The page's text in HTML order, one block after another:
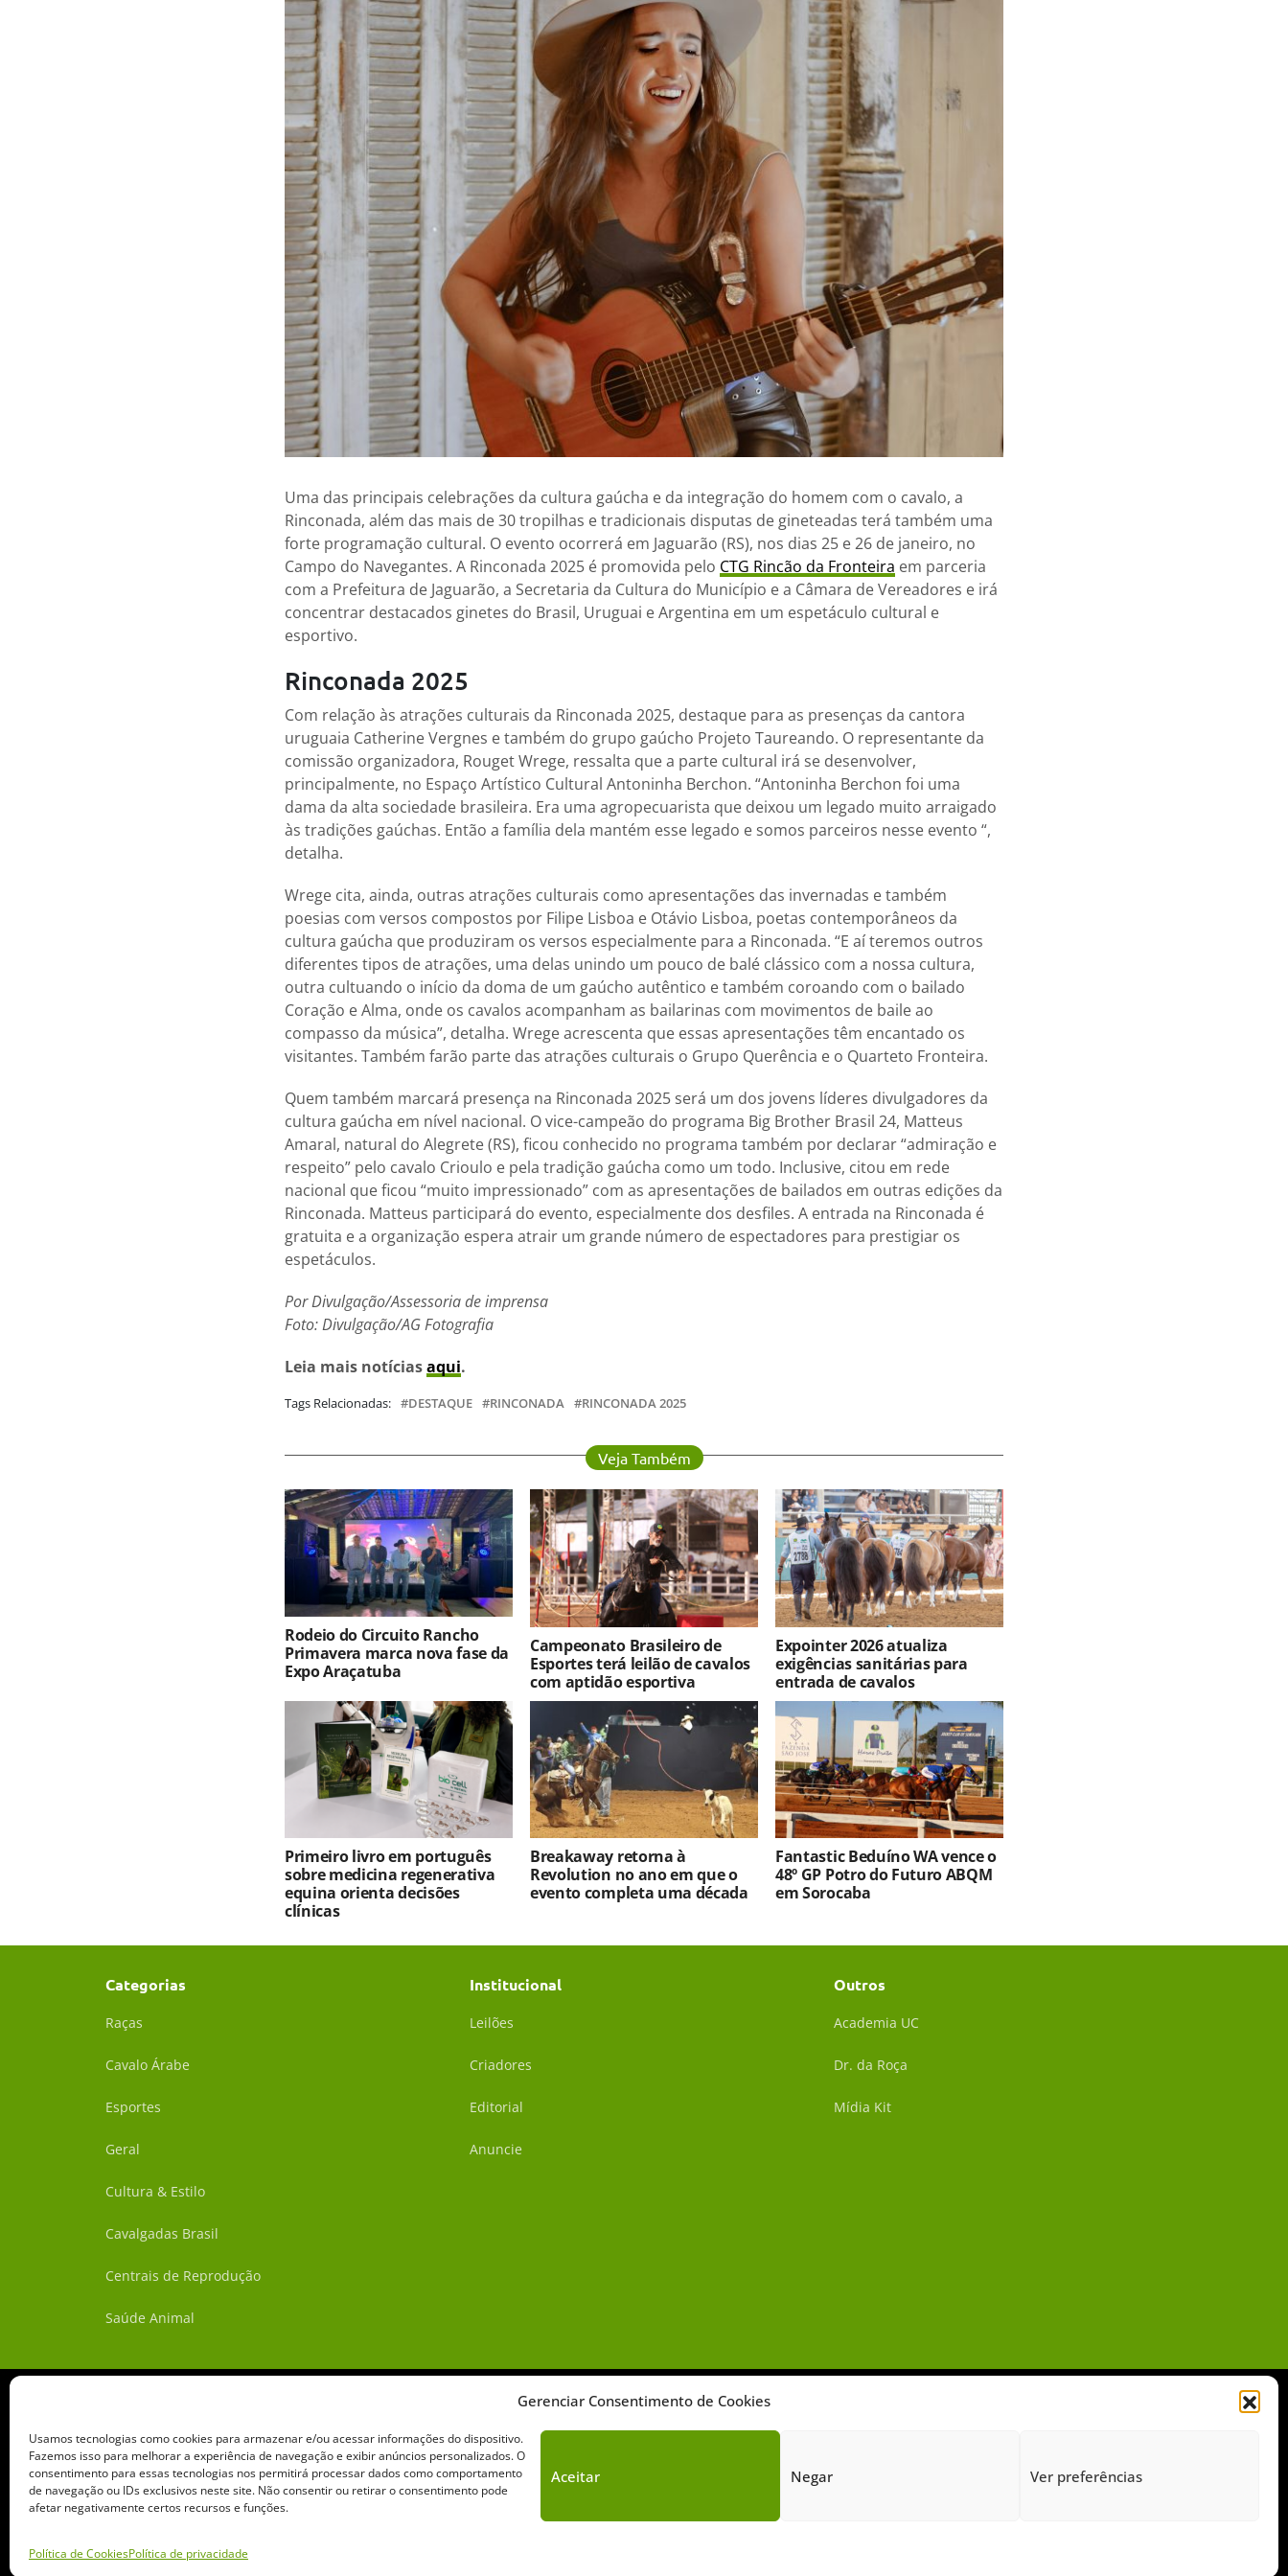
Gerenciar Consentimento de Cookies
Usamos tecnologias como cookies para armazenar e/ou acessar informações do dispositivo.
Fazemos isso para melhorar a experiência de navegação e exibir anúncios personalizados. O
consentimento para essas tecnologias nos permitirá processar dados como comportamento
de navegação ou IDs exclusivos neste site. Não consentir ou retirar o consentimento pode
afetar negativamente certos recursos e funções.
Aceitar Negar Ver preferências
Política de CookiesPolítica de privacidade
Uma das principais celebrações da cultura gaúcha e da integração do homem com o cavalo, a
Rinconada, além das mais de 30 tropilhas e tradicionais disputas de gineteadas terá também uma
forte programação cultural. O evento ocorrerá em Jaguarão (RS), nos dias 25 e 26 de janeiro, no
Campo do Navegantes. A Rinconada 2025 é promovida pelo CTG Rincão da Fronteira em parceria
com a Prefeitura de Jaguarão, a Secretaria da Cultura do Município e a Câmara de Vereadores e irá
concentrar destacados ginetes do Brasil, Uruguai e Argentina em um espetáculo cultural e
esportivo.
Rinconada 2025
Com relação às atrações culturais da Rinconada 2025, destaque para as presenças da cantora
uruguaia Catherine Vergnes e também do grupo gaúcho Projeto Taureando. O representante da
comissão organizadora, Rouget Wrege, ressalta que a parte cultural irá se desenvolver,
principalmente, no Espaço Artístico Cultural Antoninha Berchon. “Antoninha Berchon foi uma
dama da alta sociedade brasileira. Era uma agropecuarista que deixou um legado muito arraigado
às tradições gaúchas. Então a família dela mantém esse legado e somos parceiros nesse evento “,
detalha.
Wrege cita, ainda, outras atrações culturais como apresentações das invernadas e também
poesias com versos compostos por Filipe Lisboa e Otávio Lisboa, poetas contemporâneos da
cultura gaúcha que produziram os versos especialmente para a Rinconada. “E aí teremos outros
diferentes tipos de atrações, uma delas unindo um pouco de balé clássico com a nossa cultura,
outra cultuando o início da doma de um gaúcho autêntico e também coroando com o bailado
Coração e Alma, onde os cavalos acompanham as bailarinas com movimentos de baile ao
compasso da música”, detalha. Wrege acrescenta que essas apresentações têm encantado os
visitantes. Também farão parte das atrações culturais o Grupo Querência e o Quarteto Fronteira.
Quem também marcará presença na Rinconada 2025 será um dos jovens líderes divulgadores da
cultura gaúcha em nível nacional. O vice-campeão do programa Big Brother Brasil 24, Matteus
Amaral, natural do Alegrete (RS), ficou conhecido no programa também por declarar “admiração e
respeito” pelo cavalo Crioulo e pela tradição gaúcha como um todo. Inclusive, citou em rede
nacional que ficou “muito impressionado” com as apresentações de bailados em outras edições da
Rinconada. Matteus participará do evento, especialmente dos desfiles. A entrada na Rinconada é
gratuita e a organização espera atrair um grande número de espectadores para prestigiar os
espetáculos.
Por Divulgação/Assessoria de imprensa
Foto: Divulgação/AG Fotografia
Leia mais notíciasaqui.
Tags Relacionadas: DESTAQUE RINCONADA RINCONADA 2025
Veja Também
Rodeio do Circuito Rancho
Primavera marca nova fase da
Expo Araçatuba
Campeonato Brasileiro de
Esportes terá leilão de cavalos
com aptidão esportiva
Expointer 2026 atualiza
exigências sanitárias para
entrada de cavalos
Primeiro livro em português
sobre medicina regenerativa
equina orienta decisões
clínicas
Breakaway retorna à
Revolution no ano em que o
evento completa uma década
Fantastic Beduíno WA vence o
48º GP Potro do Futuro ABQM
em Sorocaba
Categorias
Raças
Cavalo Árabe
Esportes
Geral
Cultura & Estilo
Cavalgadas Brasil
Centrais de Reprodução
Saúde Animal
Institucional
Leilões
Criadores
Editorial
Anuncie
Outros
Academia UC
Dr. da Roça
Mídia Kit
Sobre o Cavalus